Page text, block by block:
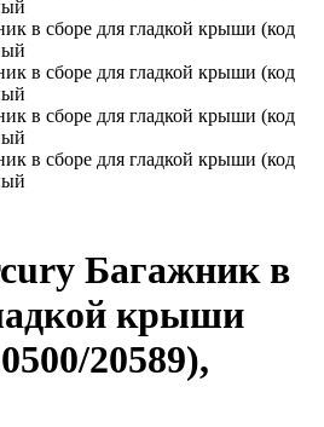
Багажник в
крыши
20589),